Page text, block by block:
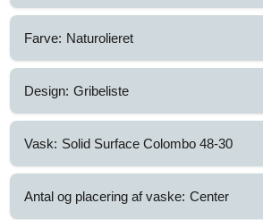
Farve: Naturolieret
Design: Gribeliste
Vask: Solid Surface Colombo 48-30
Antal og placering af vaske: Center